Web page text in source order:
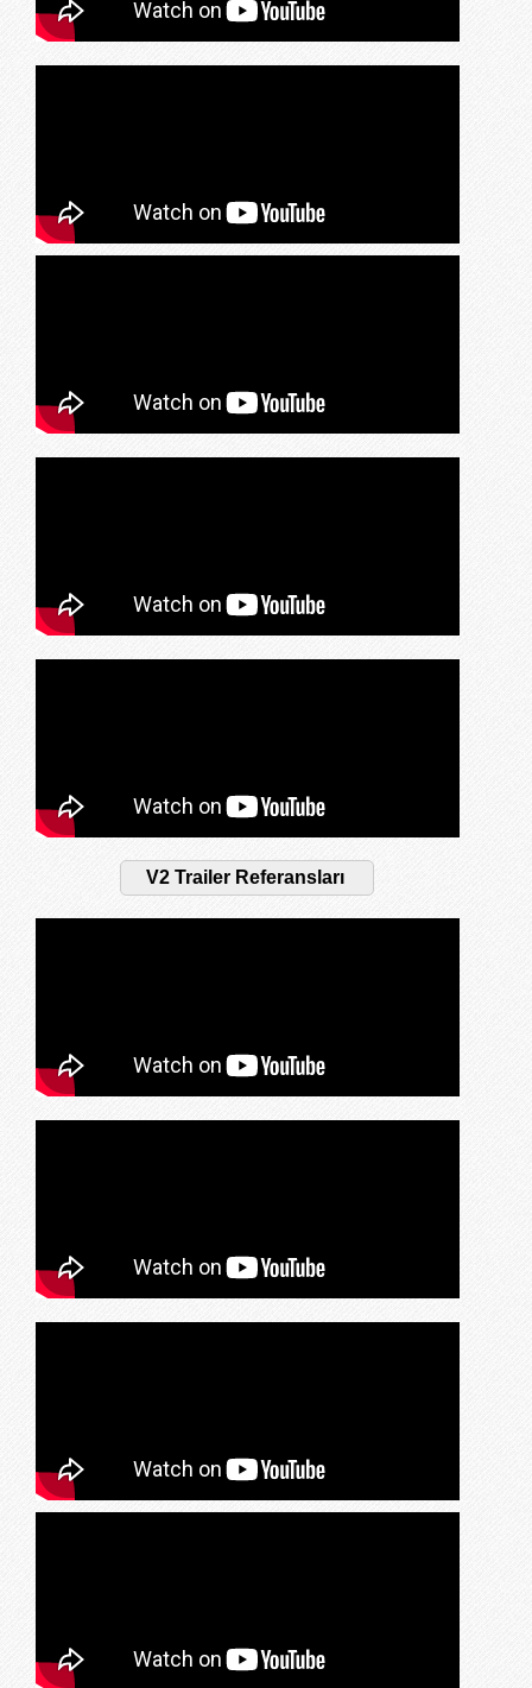
V2 Trailer Referansları